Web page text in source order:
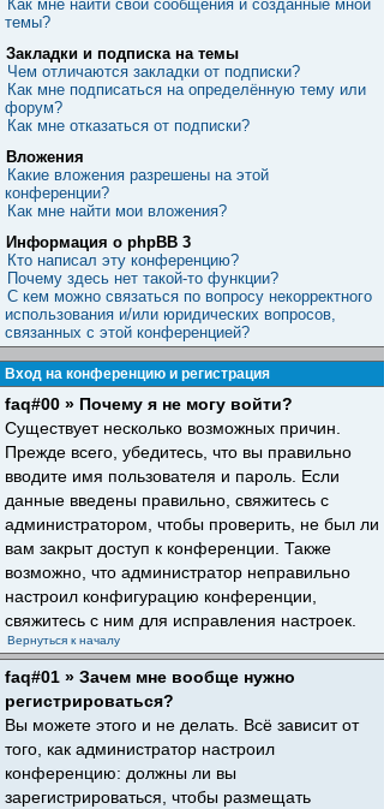
Как мне найти свои сообщения и созданные мной
темы?
Закладки и подписка на темы
Чем отличаются закладки от подписки?
Как мне подписаться на определённую тему или
форум?
Как мне отказаться от подписки?
Вложения
Какие вложения разрешены на этой
конференции?
Как мне найти мои вложения?
Информация о phpBB 3
Кто написал эту конференцию?
Почему здесь нет такой-то функции?
С кем можно связаться по вопросу некорректного
использования и/или юридических вопросов,
связанных с этой конференцией?
Вход на конференцию и регистрация
faq#00 » Почему я не могу войти?
Существует несколько возможных причин.
Прежде всего, убедитесь, что вы правильно
вводите имя пользователя и пароль. Если
данные введены правильно, свяжитесь с
администратором, чтобы проверить, не был ли
вам закрыт доступ к конференции. Также
возможно, что администратор неправильно
настроил конфигурацию конференции,
свяжитесь с ним для исправления настроек.
Вернуться к началу
faq#01 » Зачем мне вообще нужно
регистрироваться?
Вы можете этого и не делать. Всё зависит от
того, как администратор настроил
конференцию: должны ли вы
зарегистрироваться, чтобы размещать